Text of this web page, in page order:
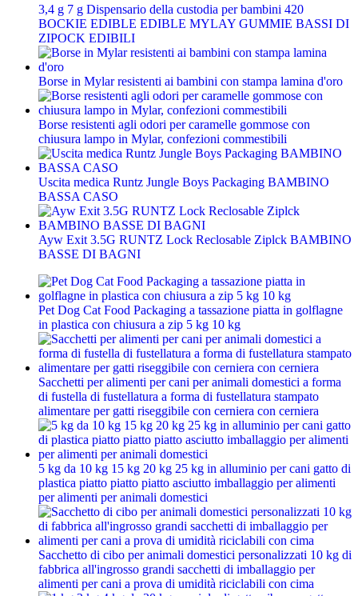
3,4 g 7 g Dispensario della custodia per bambini 420
BOCKIE EDIBLE EDIBLE MYLAY GUMMIE BASSI DI
ZIPOCK EDIBILI
Borse in Mylar resistenti ai bambini con stampa lamina d'oro
Borse resistenti agli odori per caramelle gommose con
chiusura lampo in Mylar, confezioni commestibili
Uscita medica Runtz Jungle Boys Packaging BAMBINO
BASSA CASO
Ayw Exit 3.5G RUNTZ Lock Reclosable Ziplck BAMBINO
BASSE DI BAGNI
Pet Dog Cat Food Packaging a tassazione piatta in golflagne
in plastica con chiusura a zip 5 kg 10 kg
Sacchetti per alimenti per cani per animali domestici a forma
di fustella di fustellatura a forma di fustellatura stampato
alimentare per gatti riseggibile con cerniera con cerniera
5 kg da 10 kg 15 kg 20 kg 25 kg in alluminio per cani gatto di
plastica piatto piatto piatto asciutto imballaggio per alimenti
per alimenti per animali domestici
Sacchetto di cibo per animali domestici personalizzati 10 kg di
fabbrica all'ingrosso grandi sacchetti di imballaggio per
alimenti per cani a prova di umidità riciclabili con cima